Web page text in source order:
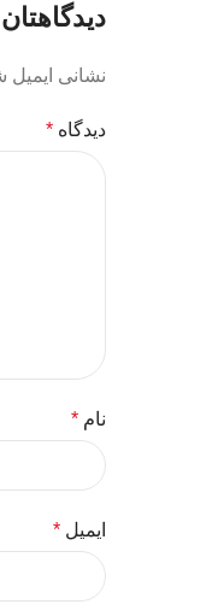
نشانی
دیدگاه*
نام*
ایمیل*